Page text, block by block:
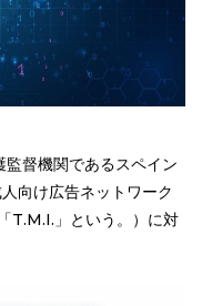
督機関であるスペイン
向け広告ネットワーク
T.M.I.」という。）に対